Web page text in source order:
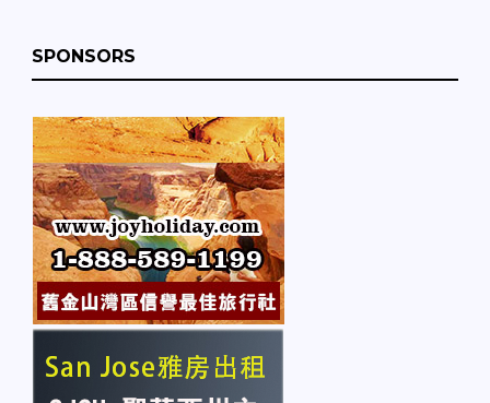
SPONSORS